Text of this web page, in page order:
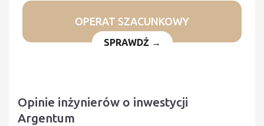
OPERAT SZACUNKOWY
SPRAWDŹ →
Opinie inżynierów o inwestycji
Argentum